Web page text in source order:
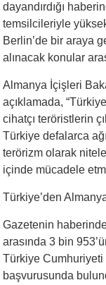
dayandırdığı
temsilcileriyle
Berlin’de bir araya
alınacak konular
Almanya İçişleri
açıklamada,
cihatçı teröristlerin
Türkiye defalarca
terörizm olarak
içinde mücadele
Türkiye’den
Gazetenin haberinde
arasında 3 bin
Türkiye Cumhuriyeti
başvurusunda